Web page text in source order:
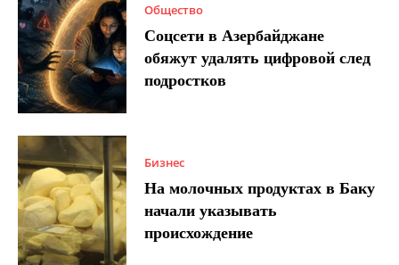
Общество
Соцсети в Азербайджане
обяжут удалять цифровой след
подростков
Бизнес
На молочных продуктах в Баку
начали указывать
происхождение